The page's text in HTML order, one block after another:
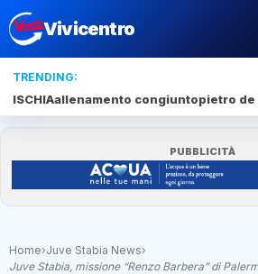
Vivicentro
TRENDING:
ISCHIAallenamento congiuntopietro
PUBBLICITÀ
Home›Juve Stabia News›
Juve Stabia, missione “Renzo Barbera” di